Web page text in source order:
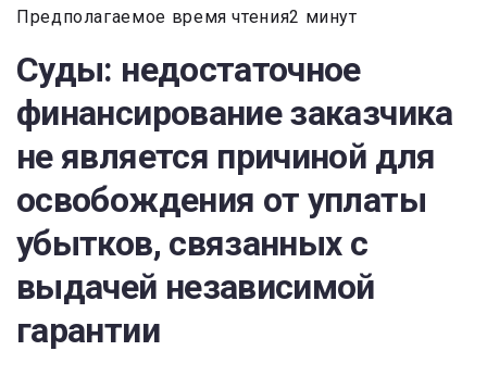
Предполагаемое время чтения2 минут
Суды: недостаточное
финансирование заказчика
не является причиной для
освобождения от уплаты
убытков, связанных с
выдачей независимой
гарантии